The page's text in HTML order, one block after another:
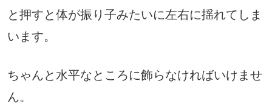
と押すと体が振り子みたいに左右に揺れてしま
います。
ちゃんと水平なところに飾らなければいけませ
ん。